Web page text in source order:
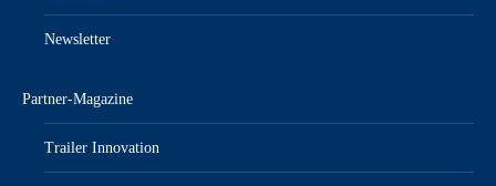
Newsletter
Partner-Magazine
Trailer Innovation